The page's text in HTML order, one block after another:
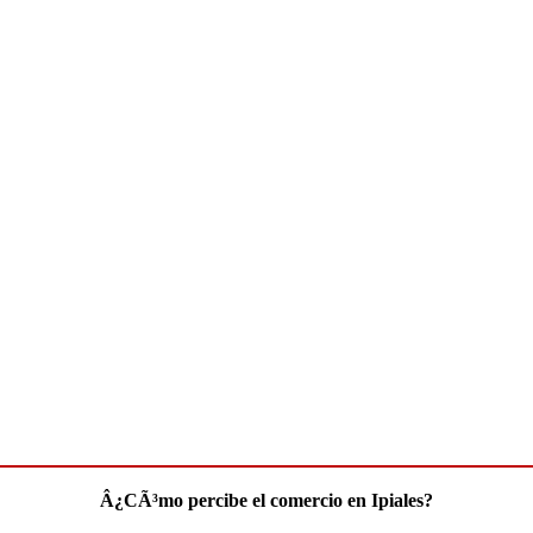
Â¿CÃ³mo percibe el comercio en Ipiales?